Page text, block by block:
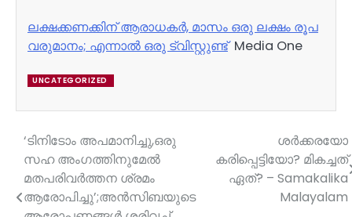
ലക്ഷക്കണക്കിന് ആരാധകർ, മാസം ഒരു ലക്ഷം രൂപ
വരുമാനം; എന്നാൽ ഒരു ട്വിസ്റ്റുണ്ട്Media One
UNCATEGORIZED
Post
navigation
‘ടിനിടോം അപമാനിച്ചു,ഒരു
സഹ അംഗത്തിനുമേൽ
മതപരിവർത്തന ശ്രമം
ആരോപിച്ചു’;അൻസിബയുടെ
ശർക്കരയോ
കരിപ്പെട്ടിയോ? മികച്ചത്
ഏത്? – Samakalika
Malayalam